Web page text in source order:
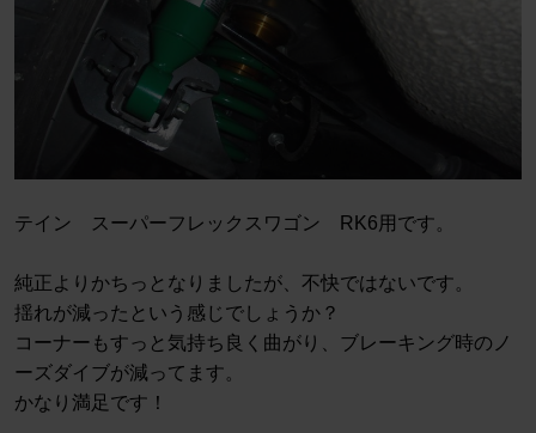
テイン スーパーフレックスワゴン RK6用です。
純正よりかちっとなりましたが、不快ではないです。
揺れが減ったという感じでしょうか？
コーナーもすっと気持ち良く曲がり、ブレーキング時のノ
ーズダイブが減ってます。
かなり満足です！